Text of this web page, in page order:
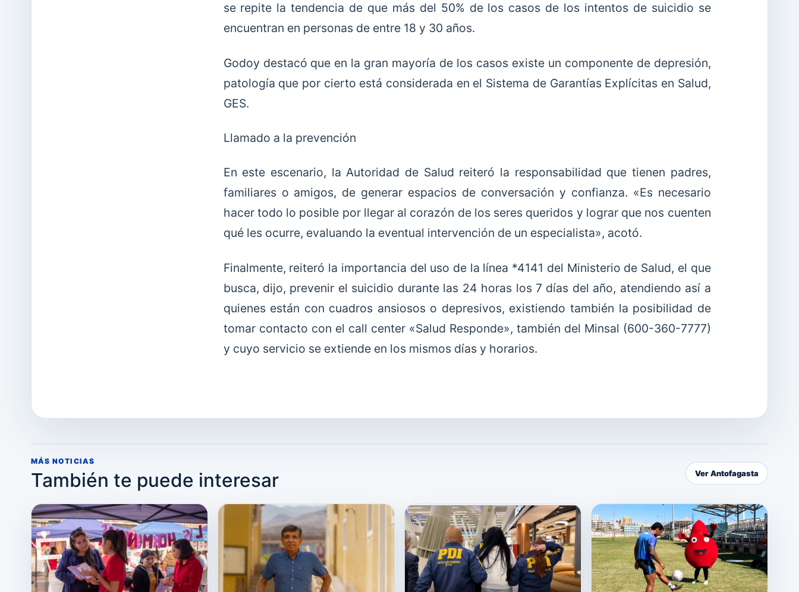
se repite la tendencia de que más del 50% de los casos de los intentos de suicidio se
encuentran en personas de entre 18 y 30 años.
Godoy destacó que en la gran mayoría de los casos existe un componente de depresión,
patología que por cierto está considerada en el Sistema de Garantías Explícitas en Salud,
GES.
Llamado a la prevención
En este escenario, la Autoridad de Salud reiteró la responsabilidad que tienen padres,
familiares o amigos, de generar espacios de conversación y confianza. «Es necesario
hacer todo lo posible por llegar al corazón de los seres queridos y lograr que nos cuenten
qué les ocurre, evaluando la eventual intervención de un especialista», acotó.
Finalmente, reiteró la importancia del uso de la línea *4141 del Ministerio de Salud, el que
busca, dijo, prevenir el suicidio durante las 24 horas los 7 días del año, atendiendo así a
quienes están con cuadros ansiosos o depresivos, existiendo también la posibilidad de
tomar contacto con el call center «Salud Responde», también del Minsal (600-360-7777)
y cuyo servicio se extiende en los mismos días y horarios.
MÁS NOTICIAS
También te puede interesar Ver Antofagasta